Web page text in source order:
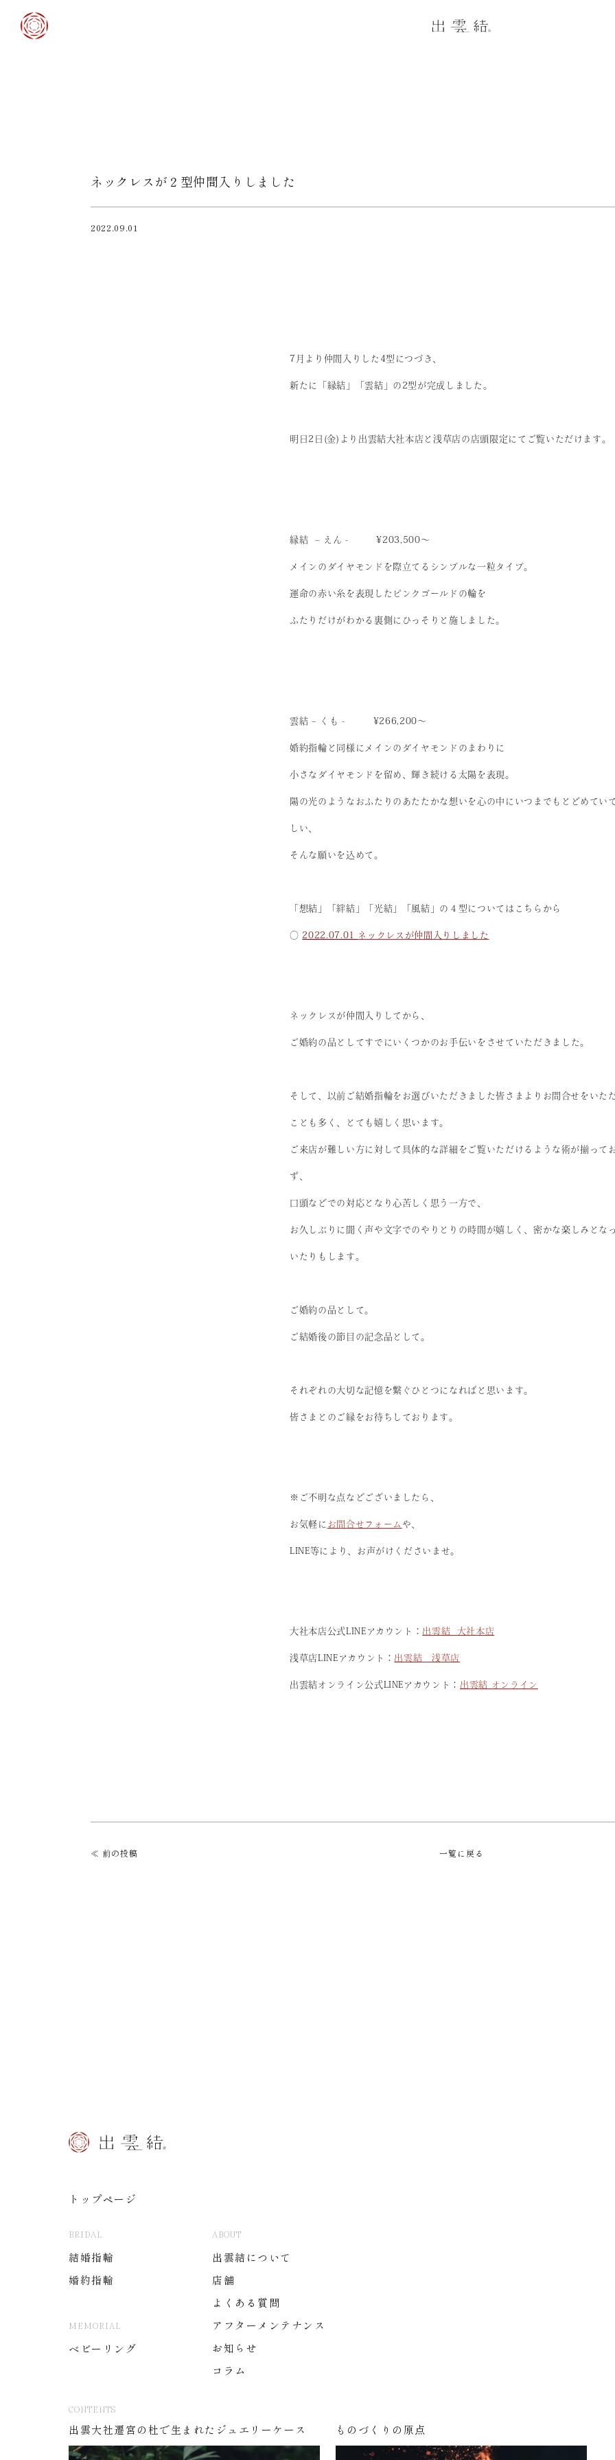
ネックレスが２型仲間入りしました
2022.09.01
7月より仲間入りした4型につづき、
新たに「縁結」「雲結」の2型が完成しました。
明日2日(金)より出雲結大社本店と浅草店の 店頭限定にてご覧いただけます。
縁結 – えん - ¥203,500〜
メインのダイヤモンドを際立てるシンプルな一粒タイプ。
運命の赤い糸を表現したピンクゴールドの輪を
ふたりだけがわかる裏側にひっそりと施しました。
雲結 – くも - ¥266,200〜
婚約指輪と同様に メインのダイヤモンドのまわりに
小さなダイヤモンドを留め、輝き続ける太陽を表現。
陽の光のようなおふたりのあたたかな想いを 心の中にいつまでもとどめてい
しい、
そんな願いを込めて。
「想結」「絆結」「光結」「風結」の４型についてはこちらから
◯ 2022.07.01 ネックレスが仲間入りしました
ネックレスが仲間入りしてから、
ご婚約の品としてすでにいくつかのお手伝いを させていただきました。
そして、以前ご結婚指輪をお選びいただきました皆さまよりお問合せをいた
ことも多く、とても嬉しく思います。
ご来店が難しい方に対して具体的な詳細をご覧いただけるような術が揃って
ず、
口頭などでの対応となり心苦しく思う一方で、
お久しぶりに聞く声や文字でのやりとりの時間が嬉しく、 密かな楽しみとな
いたりもします。
ご婚約の品として。
ご結婚後の節目の記念品として。
それぞれの大切な記憶を繋ぐひとつになればと思います。
皆さまとのご縁をお待ちしております。
※ご不明な点などございましたら、
お気軽に お問合せフォーム や、
LINE等により、お声がけくださいませ。
大社本店公式LINEアカウント： 出雲結 大社本店
浅草店LINEアカウント： 出雲結 浅草店
出雲結オンライン公式LINEアカウント： 出雲結 オンライン
≪ 前の投稿 一覧に戻る
トップページ
BRIDAL
結婚指輪
婚約指輪
MEMORIAL
ベビーリング
ABOUT
出雲結について
店舗
よくある質問
アフターメンテナンス
お知らせ
コラム
CONTENTS
出雲大社遷宮の杜で生まれたジュエリーケース ものづくりの原点